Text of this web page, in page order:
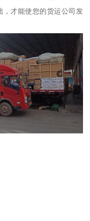
，才能使您的货运公司发